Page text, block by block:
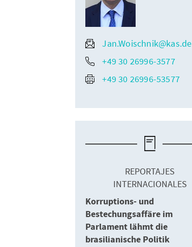
Jan.Woischnik@kas.de
+49 30 26996-3577
+49 30 26996-53577
REPORTAJES
INTERNACIONALES
Korruptions- und
Bestechungsaffäre im
Parlament lähmt die
brasilianische Politik